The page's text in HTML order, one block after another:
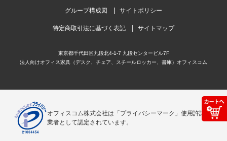
グループ構成図 サイトポリシー
特定商取引法に基づく表記 サイトマップ
東京都千代田区九段北4-1-7 九段センタービル7F
法人向けオフィス家具（デスク、チェア、スチールロッカー、書庫）オフィスコム
オフィスコム株式会社は「プライバシーマーク」使用許諾事
業者として認定されています。